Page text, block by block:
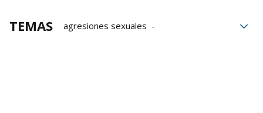
TEMAS
agresiones sexuales